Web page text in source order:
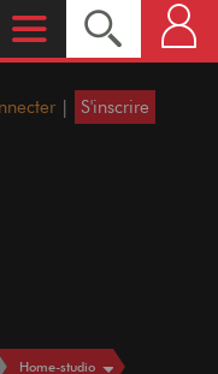
| S'inscrire
Home-studio